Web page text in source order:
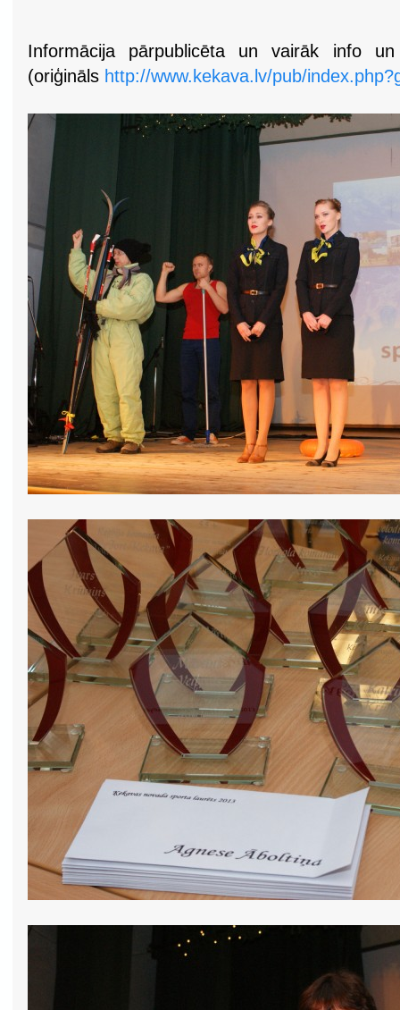
Informācija pārpublicēta un vairāk info
(oriģināls http://www.kekava.lv/pub/